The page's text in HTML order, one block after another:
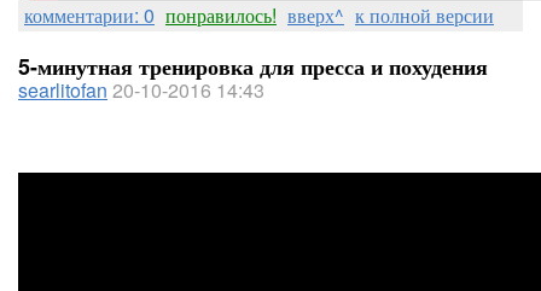
комментарии: 0 понравилось! вверх^ к полной версии
5-минутная тренировка для пресса и похудения
searlitofan 20-10-2016 14:43